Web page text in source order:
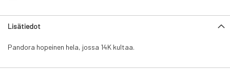
Lisätiedot
Pandora hopeinen hela, jossa 14K kultaa.